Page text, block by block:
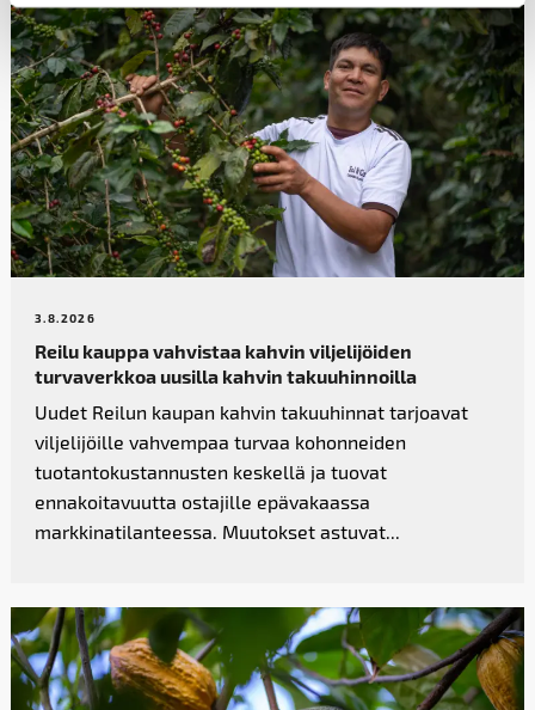
3.8.2026
Reilu kauppa vahvistaa kahvin­ viljelijöiden
turvaverkkoa uusilla kahvin takuuhinnoilla
Uudet Reilun kaupan kahvin takuuhinnat tarjoavat
viljelijöille vahvempaa turvaa kohonneiden
tuotantokustannusten keskellä ja tuovat
ennakoitavuutta ostajille epävakaassa
markkinatilanteessa. Muutokset astuvat...